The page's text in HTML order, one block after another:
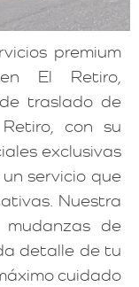
premium
El Retiro,
traslado de
con su
exclusivas
servicio que
Nuestra
de
detalle de tu
cuidado